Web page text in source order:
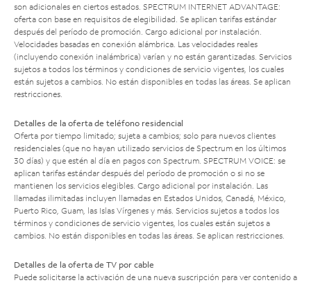
son adicionales en ciertos estados. SPECTRUM INTERNET ADVANTAGE:
oferta con base en requisitos de elegibilidad. Se aplican tarifas estándar
después del período de promoción. Cargo adicional por instalación.
Velocidades basadas en conexión alámbrica. Las velocidades reales
(incluyendo conexión inalámbrica) varían y no están garantizadas. Servicios
sujetos a todos los términos y condiciones de servicio vigentes, los cuales
están sujetos a cambios. No están disponibles en todas las áreas. Se aplican
restricciones.
Detalles de la oferta de teléfono residencial
Oferta por tiempo limitado; sujeta a cambios; solo para nuevos clientes
residenciales (que no hayan utilizado servicios de Spectrum en los últimos
30 días) y que estén al día en pagos con Spectrum. SPECTRUM VOICE: se
aplican tarifas estándar después del período de promoción o si no se
mantienen los servicios elegibles. Cargo adicional por instalación. Las
llamadas ilimitadas incluyen llamadas en Estados Unidos, Canadá, México,
Puerto Rico, Guam, las Islas Vírgenes y más. Servicios sujetos a todos los
términos y condiciones de servicio vigentes, los cuales están sujetos a
cambios. No están disponibles en todas las áreas. Se aplican restricciones.
Detalles de la oferta de TV por cable
Puede solicitarse la activación de una nueva suscripción para ver contenido a